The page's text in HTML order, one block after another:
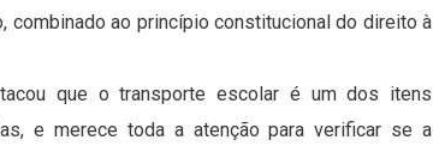
combinado ao princípio constitucional do direito à
que o transporte escolar é um dos itens
e merece toda a atenção para verificar se a